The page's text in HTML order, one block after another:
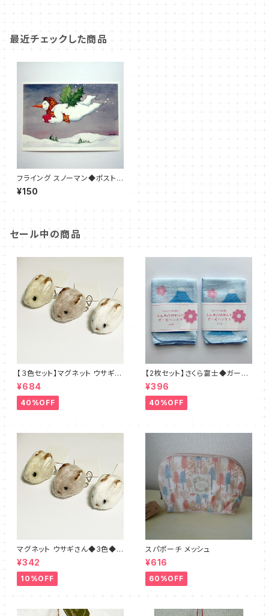
最近チェックした商品
フライング スノーマン◆ポストカ
ード
¥150
セール中の商品
【３色セット】マグネット ウサギさ
ん◆ブラウン・ホワイト・ベージ
ュ
¥684
40%OFF
【2枚セット】さくら富士◆ガーゼ
のハンカチ 日本製
¥396
40%OFF
マグネット ウサギさん◆3色◆ブ
ラウン・ホワイト・ベージュ
¥342
10%OFF
スパポーチ メッシュ
¥616
60%OFF